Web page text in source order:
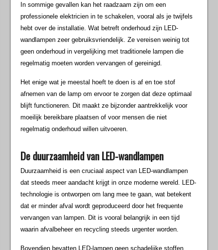
In sommige gevallen kan het raadzaam zijn om een
professionele elektricien in te schakelen, vooral als je twijfels
hebt over de installatie. Wat betreft onderhoud zijn LED-
wandlampen zeer gebruiksvriendelijk. Ze vereisen weinig tot
geen onderhoud in vergelijking met traditionele lampen die
regelmatig moeten worden vervangen of gereinigd.
Het enige wat je meestal hoeft te doen is af en toe stof
afnemen van de lamp om ervoor te zorgen dat deze optimaal
blijft functioneren. Dit maakt ze bijzonder aantrekkelijk voor
moeilijk bereikbare plaatsen of voor mensen die niet
regelmatig onderhoud willen uitvoeren.
De duurzaamheid van LED-wandlampen
Duurzaamheid is een cruciaal aspect van LED-wandlampen
dat steeds meer aandacht krijgt in onze moderne wereld. LED-
technologie is ontworpen om lang mee te gaan, wat betekent
dat er minder afval wordt geproduceerd door het frequente
vervangen van lampen. Dit is vooral belangrijk in een tijd
waarin afvalbeheer en recycling steeds urgenter worden.
Bovendien bevatten LED-lampen geen schadelijke stoffen